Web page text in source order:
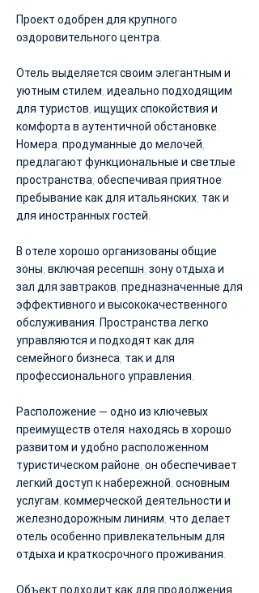
Проект одобрен для крупного
оздоровительного центра.
Отель выделяется своим элегантным и
уютным стилем, идеально подходящим
для туристов, ищущих спокойствия и
комфорта в аутентичной обстановке.
Номера, продуманные до мелочей,
предлагают функциональные и светлые
пространства, обеспечивая приятное
пребывание как для итальянских, так и
для иностранных гостей.
В отеле хорошо организованы общие
зоны, включая ресепшн, зону отдыха и
зал для завтраков, предназначенные для
эффективного и высококачественного
обслуживания. Пространства легко
управляются и подходят как для
семейного бизнеса, так и для
профессионального управления.
Расположение — одно из ключевых
преимуществ отеля: находясь в хорошо
развитом и удобно расположенном
туристическом районе, он обеспечивает
легкий доступ к набережной, основным
услугам, коммерческой деятельности и
железнодорожным линиям, что делает
отель особенно привлекательным для
отдыха и краткосрочного проживания.
Объект подходит как для продолжения